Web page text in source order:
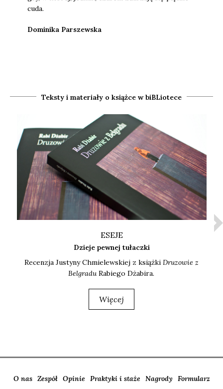
cuda.
Dominika Parszewska
Teksty i materiały o książce w biBLiotece
ESEJE
Dzieje pewnej tułaczki
Recen­zja Justy­ny Chmie­lew­skiej z książ­ki Dru­zo­wie z
Bel­gra­duRabie­go Dża­bi­ra.
Więcej
O nas Zespół Opinie Praktyki i staże Nagrody Formularz